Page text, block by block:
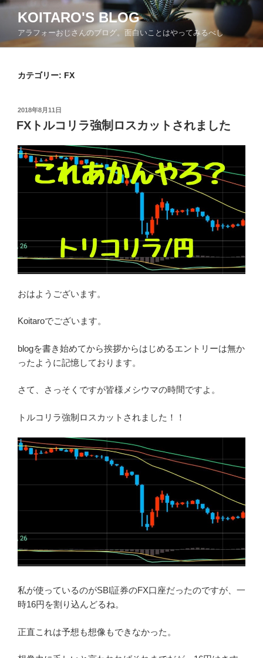
コ
ン
KOITARO'S BLOG
アラフォーおじさんのブログ。面白いことはやってみるべし
カテゴリー: FX
投
稿
日:
2018年8月11日
FXトルコリラ強制ロスカットされました
おはようございます。
Koitaroでございます。
blogを書き始めてから挨拶からはじめるエントリーは無か
ったように記憶しております。
さて、さっそくですが皆様メシウマの時間ですよ。
トルコリラ強制ロスカットされました！！
私が使っているのがSBI証券のFX口座だったのですが、一
時16円を割り込んどるね。
正直これは予想も想像もできなかった。